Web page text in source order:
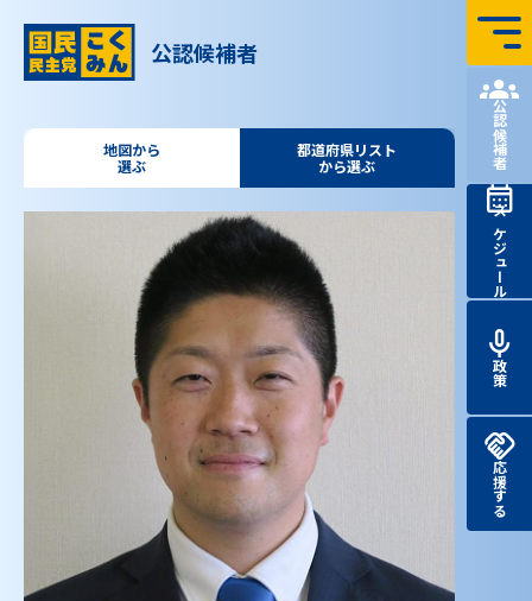
国民民主党 第51回
衆議院議員総選挙 特設サイト
公認候補者
スケジュール
政策
応援する
公認候補者
地図から
選ぶ
都道府県リスト
から選ぶ